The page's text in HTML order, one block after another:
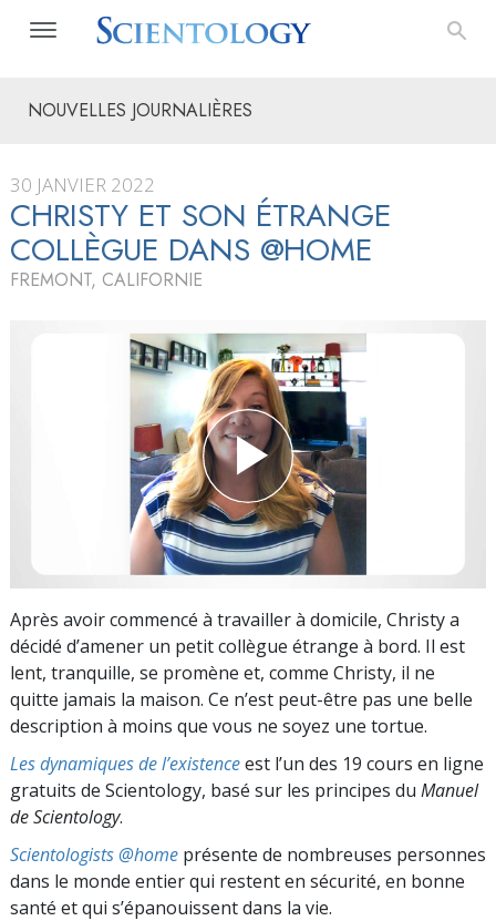
NOUVELLES JOURNALIÈRES
30 JANVIER 2022
CHRISTY ET SON ÉTRANGE
COLLÈGUE DANS @HOME
FREMONT, CALIFORNIE
Après avoir commencé à travailler à domicile, Christy a
décidé d’amener un petit collègue étrange à bord. Il est
lent, tranquille, se promène et, comme Christy, il ne
quitte jamais la maison. Ce n’est peut-être pas une belle
description à moins que vous ne soyez une tortue.
Les dynamiques de l’existenceest l’un des 19 cours en ligne
gratuits de Scientology, basé sur les principes du Manuel
de Scientology.
Scientologists @home présente de nombreuses personnes
dans le monde entier qui restent en sécurité, en bonne
santé et qui s’épanouissent dans la vie.